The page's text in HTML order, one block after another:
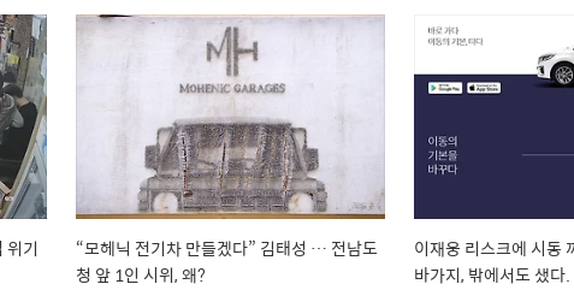
위기
“모헤닉 전기차 만들겠다” 김태성 … 전남도
청 앞 1인 시위, 왜?
이재웅 리스크에 시동
바가지, 밖에서도 샜다.